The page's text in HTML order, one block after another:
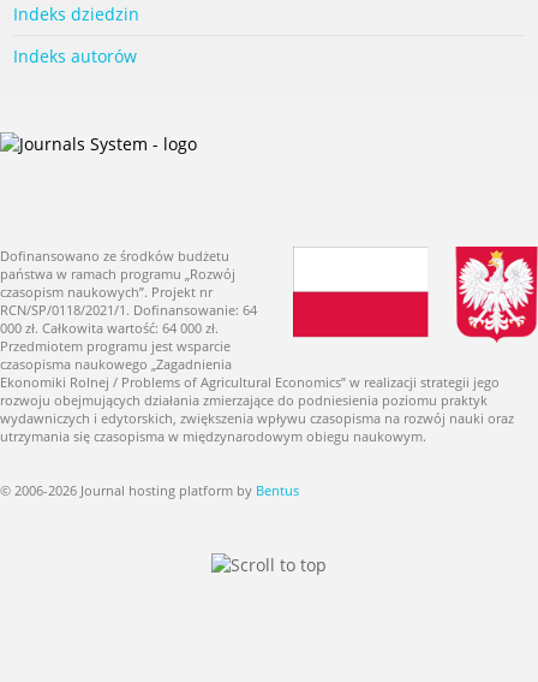
Indeks dziedzin
Indeks autorów
Dofinansowano ze środków budżetu
państwa w ramach programu „Rozwój
czasopism naukowych”. Projekt nr
RCN/SP/0118/2021/1. Dofinansowanie: 64
000 zł. Całkowita wartość: 64 000 zł.
Przedmiotem programu jest wsparcie
czasopisma naukowego „Zagadnienia
Ekonomiki Rolnej / Problems of Agricultural Economics” w realizacji strategii jego
rozwoju obejmujących działania zmierzające do podniesienia poziomu praktyk
wydawniczych i edytorskich, zwiększenia wpływu czasopisma na rozwój nauki oraz
utrzymania się czasopisma w międzynarodowym obiegu naukowym.
© 2006-2026 Journal hosting platform by Bentus